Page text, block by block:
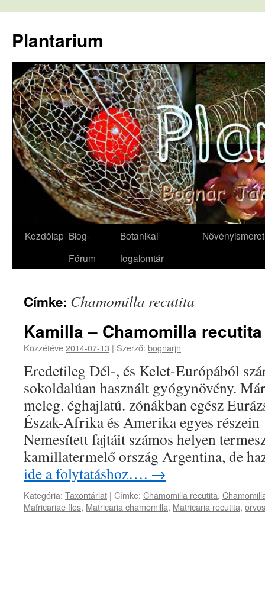
tartalomba
Plantarium
Kezdőlap Blog-
Fórum
Botanikai
fogalomtár
Növényismeret
Címke: Chamomilla recutita
Kamilla – Chamomilla recutita
Közzétéve2014-07-13 | Szerző: bognarjn
Eredetileg Dél-, és Kelet-Európából
sokoldalúan használt gyógynövény.
meleg. éghajlatú. zónákban egész
Észak-Afrika és Amerika egyes
Nemesített fajtáit számos helyen
kamillatermelő ország Argentina, de
ide a folytatáshoz…. →
Kategória: Taxontárlat | Címke: Chamomilla recutita,
Mafricariae flos, Matricaria chamomilla, Matricaria recutita,